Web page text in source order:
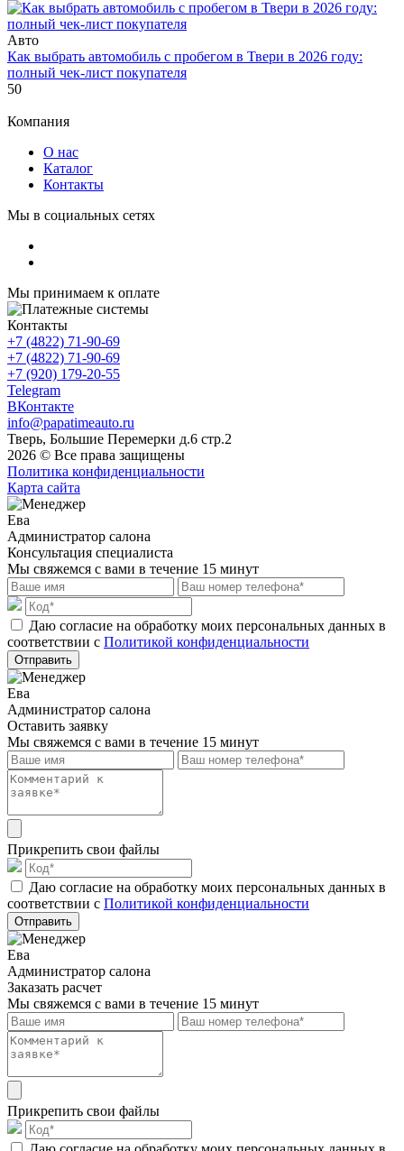
Авто
Как выбрать автомобиль с пробегом в Твери в 2026 году:
полный чек-лист покупателя
50
Компания
О нас
Каталог
Контакты
Мы в социальных сетях
Мы принимаем к оплате
Контакты
+7 (4822) 71-90-69
+7 (4822) 71-90-69
+7 (920) 179-20-55
Telegram
ВКонтакте
info@papatimeauto.ru
Тверь, Большие Перемерки д.6 стр.2
2026 © Все права защищены
Политика конфиденциальности
Карта сайта
Ева
Администратор салона
Консультация специалиста
Мы свяжемся с вами в течение 15 минут
Даю согласие на обработку моих персональных данных в
соответствии с Политикой конфиденциальности
Отправить
Ева
Администратор салона
Оставить заявку
Мы свяжемся с вами в течение 15 минут
Прикрепить свои файлы
Даю согласие на обработку моих персональных данных в
соответствии с Политикой конфиденциальности
Отправить
Ева
Администратор салона
Заказать расчет
Мы свяжемся с вами в течение 15 минут
Прикрепить свои файлы